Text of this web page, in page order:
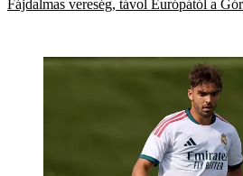
Fájdalmas vereség, távol Európától a